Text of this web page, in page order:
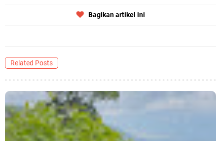
Bagikan artikel ini
Related Posts